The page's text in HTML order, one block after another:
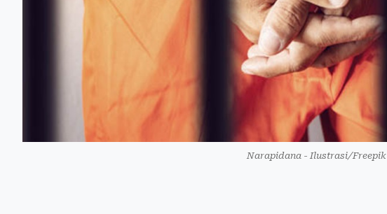
Narapidana - Ilustrasi/Freepik